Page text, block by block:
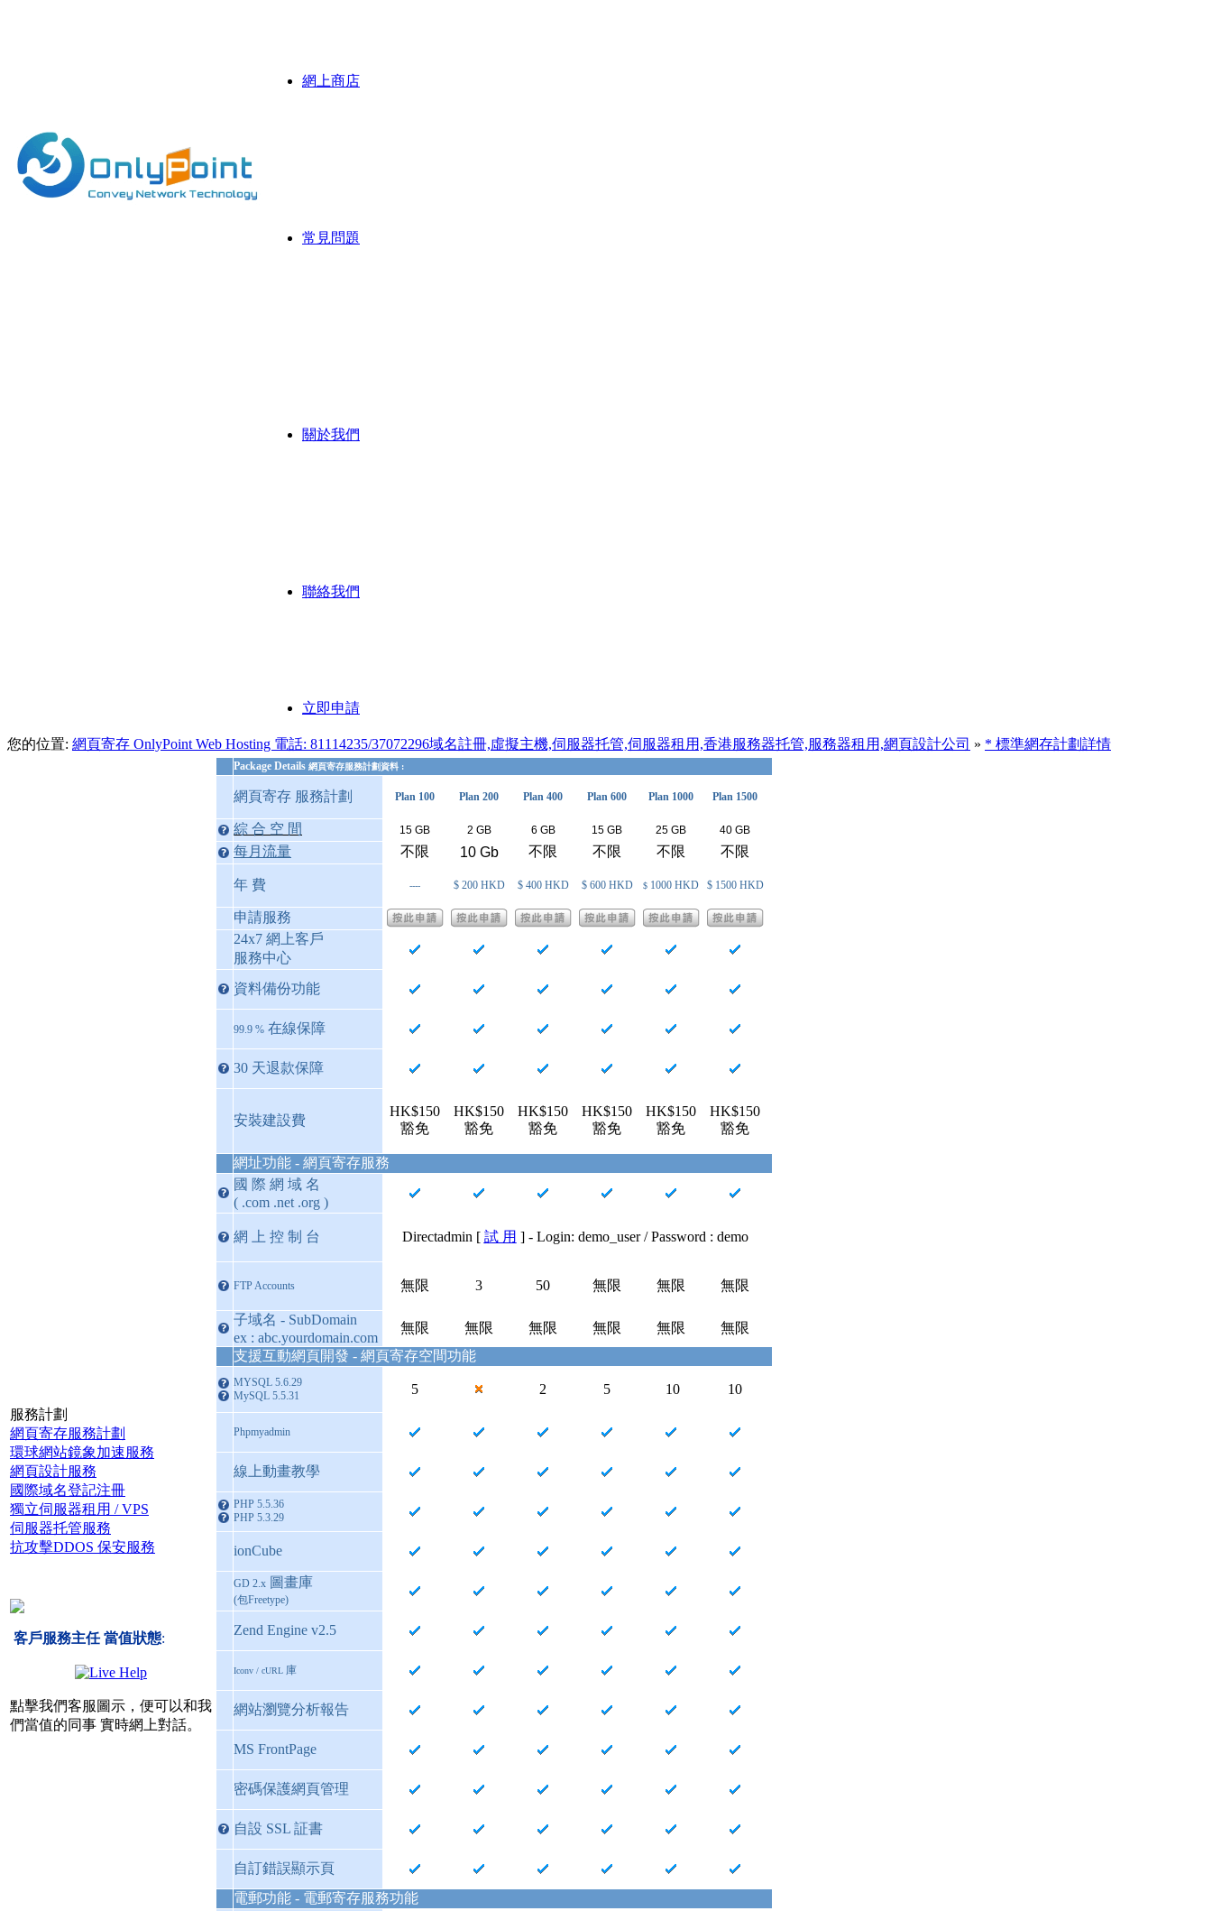
網上商店
常見問題
關於我們
聯絡我們
立即申請
您的位置: 網頁寄存 OnlyPoint Web Hosting 電話: 81114235/37072296域名註冊,虛擬主機,伺服器托管,伺服器租用,香港服務器托管,服務器租用,網頁設計公司 » * 標準網存計劃詳情
服務計劃
網頁寄存服務計劃
環球網站鏡象加速服務
網頁設計服務
國際域名登記注冊
獨立伺服器租用 / VPS
伺服器托管服務
抗攻擊DDOS 保安服務
客戶服務主任 當值狀態:
點擊我們客服圖示，便可以和我
們當值的同事 實時網上對話。
Package Details 網頁寄存服務計劃資料 :
網頁寄存 服務計劃 Plan 100 Plan 200 Plan 400 Plan 600 Plan 1000 Plan 1500
綜 合 空 間 15 GB 2 GB 6 GB 15 GB 25 GB 40 GB
每月流量 不限 10 Gb 不限 不限 不限 不限
年 費 ---- $ 200 HKD $ 400 HKD $ 600 HKD $ 1000 HKD $ 1500 HKD
申請服務
24x7 網上客戶
服務中心
資料備份功能
99.9 % 在線保障
30 天退款保障
安裝建設費
HK$150
豁免
HK$150
豁免
HK$150
豁免
HK$150
豁免
HK$150
豁免
HK$150
豁免
網址功能 - 網頁寄存服務
國 際 網 域 名
( .com .net .org )
網 上 控 制 台 Directadmin [ 試 用 ] - Login: demo_user / Password : demo
FTP Accounts 無限 3 50 無限 無限 無限
子域名 - SubDomain
ex : abc.yourdomain.com
無限 無限 無限 無限 無限
無限
支援互動網頁開發 - 網頁寄存空間功能
MYSQL 5.6.29
MySQL 5.5.31
5 2 5 10 10
Phpmyadmin
線上動畫教學
PHP 5.5.36
PHP 5.3.29
ionCube
GD 2.x 圖畫庫
(包Freetype)
Zend Engine v2.5
Iconv / cURL 庫
網站瀏覽分析報告
MS FrontPage
密碼保護網頁管理
自設 SSL 証書
自訂錯誤顯示頁
電郵功能 - 電郵寄存服務功能